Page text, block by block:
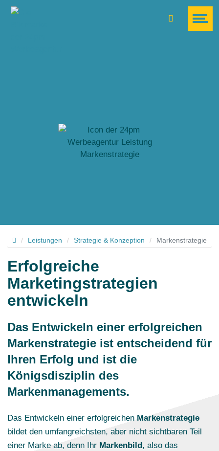
Suche
Hallo
/ Leistungen / Strategie & Konzeption / Markenstrategie
Erfolgreiche
Marketingstrategien
entwickeln
Das Entwickeln einer erfolgreichen
Markenstrategie ist entscheidend für
Ihren Erfolg und ist die
Königsdisziplin des
Markenmanagements.
Das Entwickeln einer erfolgreichen Markenstrategie
bildet den umfangreichsten, aber nicht sichtbaren Teil
einer Marke ab, denn Ihr Markenbild , also das